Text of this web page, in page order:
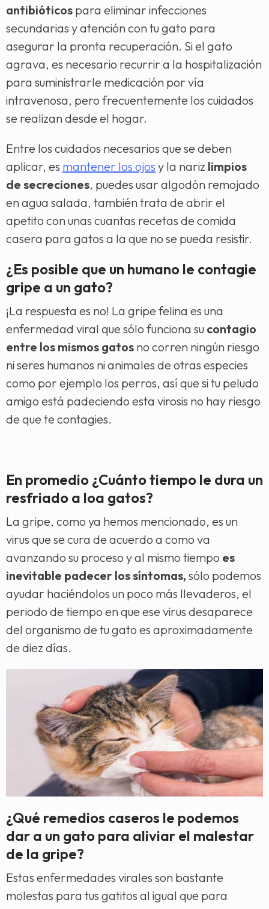
antibióticos para eliminar infecciones
secundarias y atención con tu gato para
asegurar la pronta recuperación. Si el gato
agrava, es necesario recurrir a la hospitalización
para suministrarle medicación por vía
intravenosa, pero frecuentemente los cuidados
se realizan desde el hogar.
Entre los cuidados necesarios que se deben
aplicar, es mantener los ojos y la nariz limpios
de secreciones, puedes usar algodón remojado
en agua salada, también trata de abrir el
apetito con unas cuantas recetas de comida
casera para gatos a la que no se pueda resistir.
¿Es posible que un humano le contagie
gripe a un gato?
¡La respuesta es no! La gripe felina es una
enfermedad viral que sólo funciona su contagio
entre los mismos gatos no corren ningún riesgo
ni seres humanos ni animales de otras especies
como por ejemplo los perros, así que si tu peludo
amigo está padeciendo esta virosis no hay riesgo
de que te contagies.
En promedio ¿Cuánto tiempo le dura un
resfriado a loa gatos?
La gripe, como ya hemos mencionado, es un
virus que se cura de acuerdo a como va
avanzando su proceso y al mismo tiempo es
inevitable padecer los síntomas, sólo podemos
ayudar haciéndolos un poco más llevaderos, el
periodo de tiempo en que ese virus desaparece
del organismo de tu gato es aproximadamente
de diez días.
¿Qué remedios caseros le podemos
dar a un gato para aliviar el malestar
de la gripe?
Estas enfermedades virales son bastante
molestas para tus gatitos al igual que para